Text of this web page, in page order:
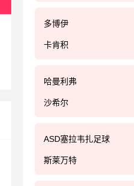
多博伊
卡肯积
哈曼利弗
沙希尔
ASD塞拉韦扎足球
斯莱万特